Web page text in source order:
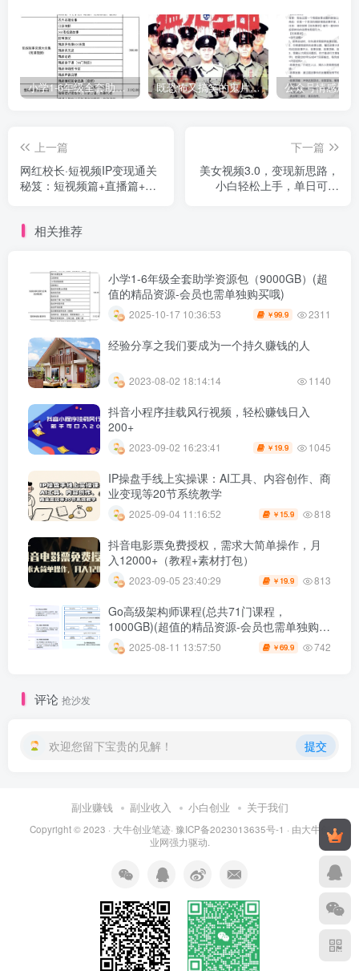
小学1-6年级全套助学资源包（9000GB）(超值的精品资源-会员也需单独购买哦) 既恐怖又搞笑的鬼片（10部猛鬼恐怖片都是喜剧片）
上一篇
网红校长·短视频IP变现通关
秘笈：短视频篇+直播篇+产
下一篇
美女视频3.0，变现新思路，
小白轻松上手，单日可达
相关推荐
小学1-6年级全套助学资源包（9000GB）(超
值的精品资源-会员也需单独购买哦)
2025-10-17 10:36:53 ￥99.9 2311
经验分享之我们要成为一个持久赚钱的人
2023-08-02 18:14:14 1140
抖音小程序挂载风行视频，轻松赚钱日入
200+
2023-09-02 16:23:41 ￥ 19.9 1045
IP操盘手线上实操课：AI工具、内容创作、商
业变现等20节系统教学
2025-09-04 11:16:52 ￥ 15.9 818
抖音电影票免费授权，需求大简单操作，月
入12000+（教程+素材打包）
2023-09-05 23:40:29 ￥ 19.9 813
Go高级架构师课程(总共71门课程，
1000GB)(超值的精品资源-会员也需单独购买
哦)
2025-08-11 13:57:50 ￥69.9 742
评论 抢沙发
欢迎您留下宝贵的见解！ 提交
副业赚钱 副业收入 小白创业 关于我们
Copyright © 2023 · 大牛创业笔迹· 豫ICP备2023013635号-1 · 由大牛创
业网强力驱动.